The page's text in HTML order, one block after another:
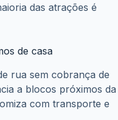
das atrações é
de casa
rua sem cobrança de
a blocos próximos da
com transporte e